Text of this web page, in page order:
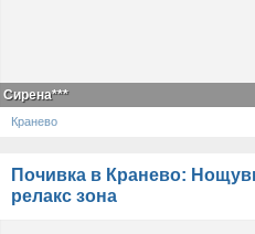
Сирена***
Кранево
Почивка в Кранево:
релакс зона